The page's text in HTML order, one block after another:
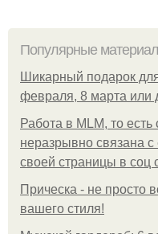
Популярные
Шикарный подарок
февраля, 8 марта или
Работа в MLM, то
неразрывно связана с
своей страницы в соц
Прическа - не просто
вашего стиля!